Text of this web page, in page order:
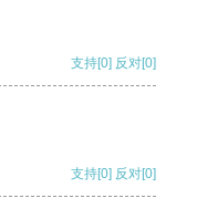
支持[0] 反对[0]
支持[0] 反对[0]